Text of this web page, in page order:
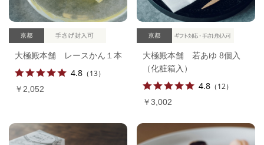
大極殿本舗 レースかん１本
4.8 （13）
￥2,052
大極殿本舗 若あゆ 8個入
（化粧箱入）
4.8 （12）
￥3,002